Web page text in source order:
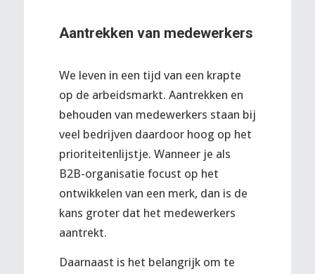
Aantrekken van medewerkers
We leven in een tijd van een krapte
op de arbeidsmarkt. Aantrekken en
behouden van medewerkers staan bij
veel bedrijven daardoor hoog op het
prioriteitenlijstje. Wanneer je als
B2B-organisatie focust op het
ontwikkelen van een merk, dan is de
kans groter dat het medewerkers
aantrekt.
Daarnaast is het belangrijk om te